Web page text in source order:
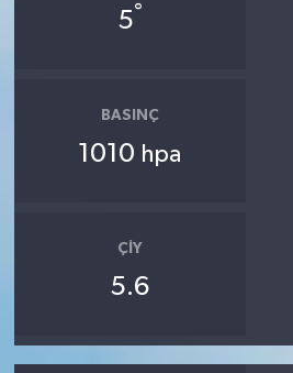
5°
BASINÇ
1010 hpa
ÇIY
5.6